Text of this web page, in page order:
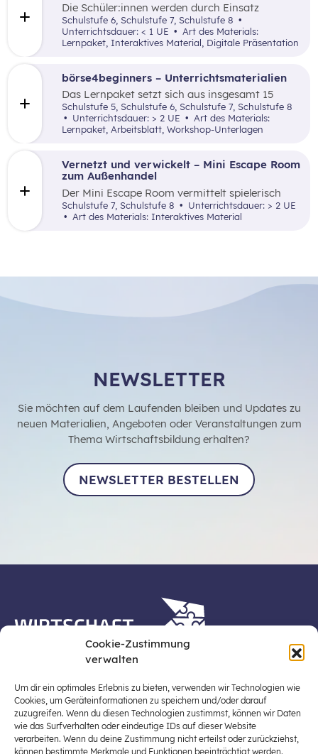
Cookie-Zustimmung
verwalten
Um dir ein optimales Erlebnis zu bieten, verwenden wir Technologien wie
Cookies, um Geräteinformationen zu speichern und/oder darauf
zuzugreifen. Wenn du diesen Technologien zustimmst, können wir Daten
wie das Surfverhalten oder eindeutige IDs auf dieser Website
verarbeiten. Wenn du deine Zustimmung nicht erteilst oder zurückziehst,
können bestimmte Merkmale und Funktionen beeinträchtigt werden.
Die Schüler:innen werden durch Einsatz
verschiedener inaktiver didaktischer Elemente
mit dem Begriff der Wertschöpfung(-kette)
anhand einfach nachvollziehbarer Beispiele
vertraut gemacht.
Schulstufe 6, Schulstufe 7, Schulstufe 8
Unterrichtsdauer: < 1 UE
Lernpaket, Interaktives Material, Digitale Präsentation
börse4beginners – Unterrichtsmaterialien
Das Lernpaket setzt sich aus insgesamt 15
Arbeitsaufträgen zusammen, welche den
Schüler:innen auf kreative, spielerische sowie
angewandte Art und Weise Grundlagenwissen
Schulstufe 5, Schulstufe 6, Schulstufe 7, Schulstufe 8
Unterrichtsdauer: > 2 UE
Art des Materials:
Lernpaket, Arbeitsblatt, Workshop-Unterlagen
Vernetzt und verwickelt – Mini Escape Room
zum Außenhandel
Der Mini Escape Room vermittelt spielerisch
Wissen über den Außenhandel, Import, Export
und Zölle desweitern lernt man erfolgreiche
Schulstufe 7, Schulstufe 8
Unterrichtsdauer: > 2 UE
Art des Materials: Interaktives Material
NEWSLETTER
Sie möchten auf dem Laufenden bleiben und Updates zu
neuen Materialien, Angeboten oder Veranstaltungen zum
Thema Wirtschaftsbildung erhalten?
NEWSLETTER BESTELLEN
Stiftung für Wirtschaftsbildung, Österreichs zentraler
Plattform für die Stärkung und Verbreiterung einer
lebensweltbezogenen und verantwortungsvollen
Wirtschaftsbildung in der schulischen Allgemeinbildung
(Fokus: Sekundarstufe I).